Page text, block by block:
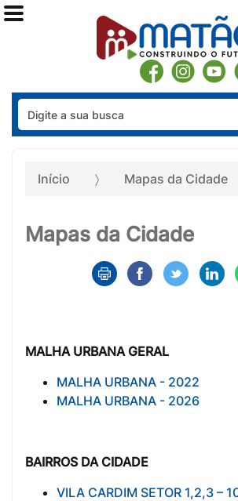
Início Mapas da Cidade
Mapas da Cidade
MALHA URBANA GERAL
MALHA URBANA - 2022
MALHA URBANA - 2026
BAIRROS DA CIDADE
VILA CARDIM SETOR 1,2,3 –